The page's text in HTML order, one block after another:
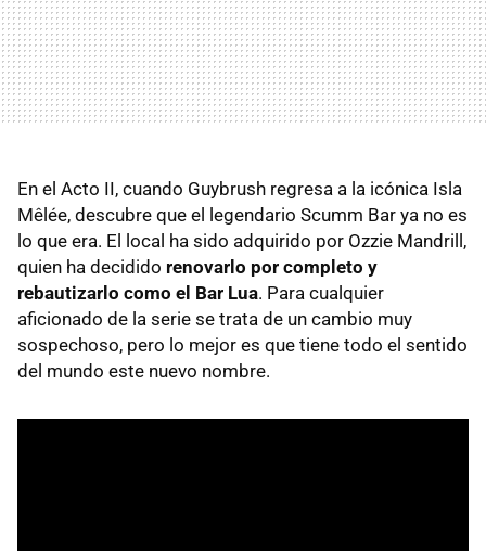
En el Acto II, cuando Guybrush regresa a la icónica Isla
Mêlée, descubre que el legendario Scumm Bar ya no es
lo que era. El local ha sido adquirido por Ozzie Mandrill,
quien ha decidido renovarlo por completo y
rebautizarlo como el Bar Lua. Para cualquier
aficionado de la serie se trata de un cambio muy
sospechoso, pero lo mejor es que tiene todo el sentido
del mundo este nuevo nombre.